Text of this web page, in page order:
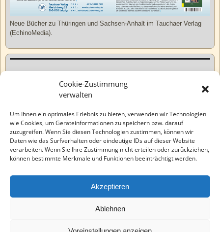
Cookie-Zustimmung
verwalten
Um Ihnen ein optimales Erlebnis zu bieten, verwenden wir Technologien
wie Cookies, um Geräteinformationen zu speichern bzw. darauf
zuzugreifen. Wenn Sie diesen Technologien zustimmen, können wir
Daten wie das Surfverhalten oder eindeutige IDs auf dieser Website
verarbeiten. Wenn Sie Ihre Zustimmung nicht erteilen oder zurückziehen,
können bestimmte Merkmale und Funktionen beeinträchtigt werden.
Akzeptieren
Ablehnen
Neue Bücher zu Thüringen und Sachsen-Anhalt im Tauchaer Verlag
(EchinoMedia).
Varia